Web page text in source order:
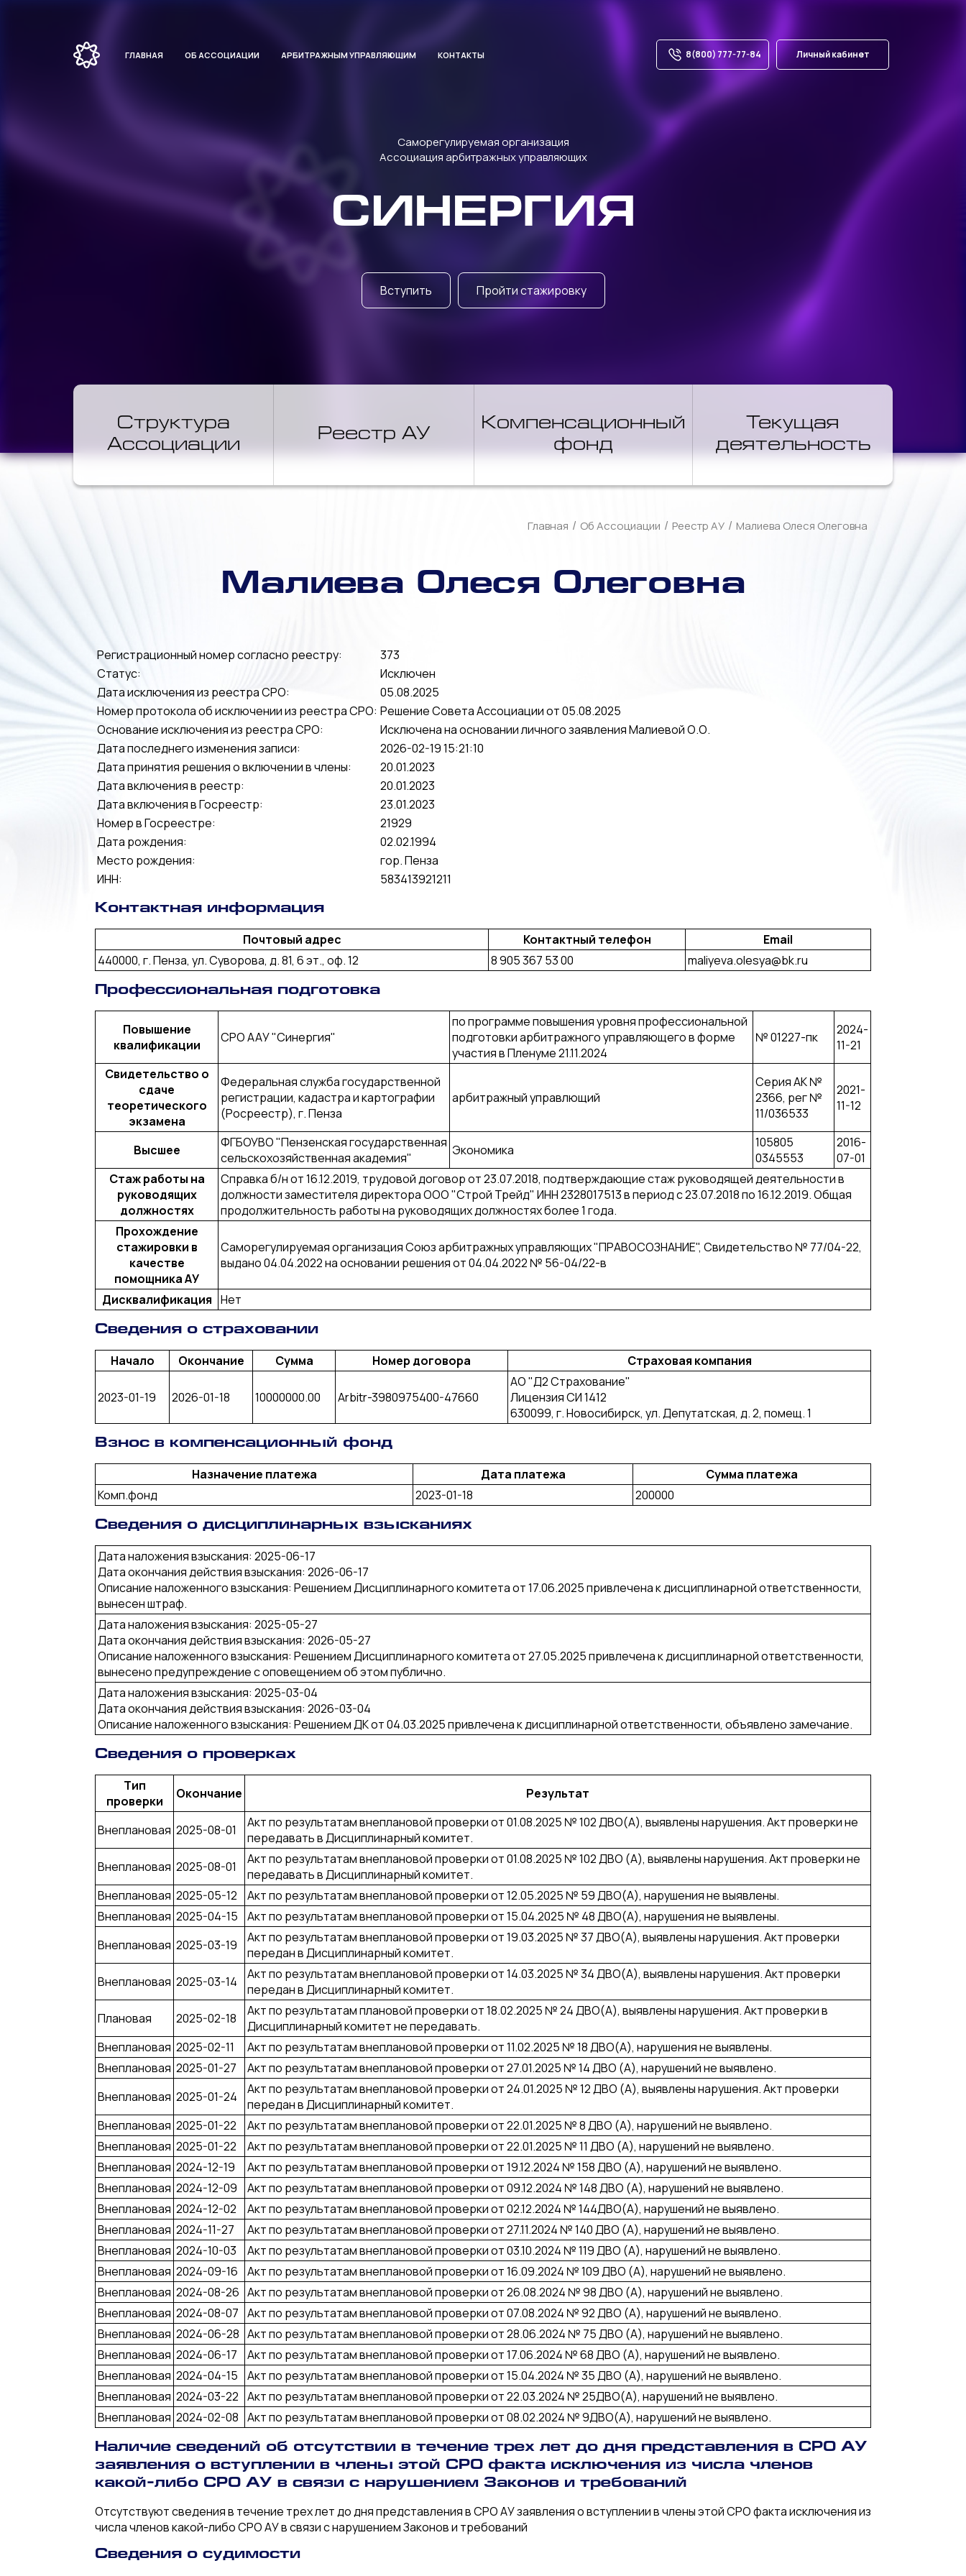
ГЛАВНАЯ ОБ АССОЦИАЦИИ АРБИТРАЖНЫМ УПРАВЛЯЮЩИМ КОНТАКТЫ 8(800) 777-77-84 Личный кабинет
Саморегулируемая организация
Ассоциация арбитражных управляющих
СИНЕРГИЯ
Вступить Пройти стажировку
Структура
Ассоциации
Реестр АУ
Компенсационный
фонд
Текущая
деятельность
Главная / Об Ассоциации / Реестр АУ / Малиева Олеся Олеговна
Малиева Олеся Олеговна
Регистрационный номер согласно реестру:
373
Статус:
Исключен
Дата исключения из реестра СРО:
05.08.2025
Номер протокола об исключении из реестра СРО: Решение Совета Ассоциации от 05.08.2025
Основание исключения из реестра СРО:
Исключена на основании личного заявления Малиевой О.О.
Дата последнего изменения записи:
2026-02-19 15:21:10
Дата принятия решения о включении в члены:
20.01.2023
Дата включения в реестр:
20.01.2023
Дата включения в Госреестр:
23.01.2023
Номер в Госреестре:
21929
Дата рождения:
02.02.1994
Место рождения:
гор. Пенза
ИНН:
583413921211
Контактная информация
Почтовый адрес Контактный телефон
Email
440000, г. Пенза, ул. Суворова, д. 81, 6 эт., оф. 12
8 905 367 53 00 maliyeva.olesya@bk.ru
Профессиональная подготовка
Повышение
квалификации
СРО ААУ "Синергия"
по программе повышения уровня профессиональной
подготовки арбитражного управляющего в форме
участия в Пленуме 21.11.2024
№ 01227-пк
2024-
11-21
Свидетельство о
сдаче
теоретического
экзамена
Федеральная служба государственной
регистрации, кадастра и картографии
(Росреестр), г. Пенза
арбитражный управлющий
Серия АК №
2366, рег №
11/036533
2021-
11-12
Высшее
ФГБОУВО "Пензенская государственная
сельскохозяйственная академия"
Экономика
105805
0345553
2016-
07-01
Стаж работы на
руководящих
должностях
Справка б/н от 16.12.2019, трудовой договор от 23.07.2018, подтверждающие стаж руководящей деятельности в
должности заместителя директора ООО "Строй Трейд" ИНН 2328017513 в период с 23.07.2018 по 16.12.2019. Общая
продолжительность работы на руководящих должностях более 1 года.
Прохождение
стажировки в
качестве
помощника АУ
Саморегулируемая организация Союз арбитражных управляющих "ПРАВОСОЗНАНИЕ", Свидетельство № 77/04-22,
выдано 04.04.2022 на основании решения от 04.04.2022 № 56-04/22-в
Дисквалификация Нет
Сведения о страховании
Начало Окончание Сумма Номер договора Страховая компания
2023-01-19 2026-01-18 10000000.00 Arbitr-3980975400-47660
АО "Д2 Страхование"
Лицензия СИ 1412
630099, г. Новосибирск, ул. Депутатская, д. 2, помещ. 1
Взнос в компенсационный фонд
Назначение платежа Дата платежа
Сумма платежа
Комп.фонд
2023-01-18 200000
Сведения о дисциплинарных взысканиях
Дата наложения взыскания: 2025-06-17
Дата окончания действия взыскания: 2026-06-17
Описание наложенного взыскания: Решением Дисциплинарного комитета от 17.06.2025 привлечена к дисциплинарной ответственности,
вынесен штраф.
Дата наложения взыскания: 2025-05-27
Дата окончания действия взыскания: 2026-05-27
Описание наложенного взыскания: Решением Дисциплинарного комитета от 27.05.2025 привлечена к дисциплинарной ответственности,
вынесено предупреждение с оповещением об этом публично.
Дата наложения взыскания: 2025-03-04
Дата окончания действия взыскания: 2026-03-04
Описание наложенного взыскания: Решением ДК от 04.03.2025 привлечена к дисциплинарной ответственности, объявлено замечание.
Сведения о проверках
Тип
проверки
Окончание Результат
Внеплановая 2025-08-01
Акт по результатам внеплановой проверки от 01.08.2025 № 102 ДВО(А), выявлены нарушения. Акт проверки не
передавать в Дисциплинарный комитет.
Внеплановая 2025-08-01
Акт по результатам внеплановой проверки от 01.08.2025 № 102 ДВО (А), выявлены нарушения. Акт проверки не
передавать в Дисциплинарный комитет.
Внеплановая 2025-05-12
Акт по результатам внеплановой проверки от 12.05.2025 № 59 ДВО(А), нарушения не выявлены.
Внеплановая 2025-04-15
Акт по результатам внеплановой проверки от 15.04.2025 № 48 ДВО(А), нарушения не выявлены.
Внеплановая 2025-03-19
Акт по результатам внеплановой проверки от 19.03.2025 № 37 ДВО(А), выявлены нарушения. Акт проверки
передан в Дисциплинарный комитет.
Внеплановая 2025-03-14
Акт по результатам внеплановой проверки от 14.03.2025 № 34 ДВО(А), выявлены нарушения. Акт проверки
передан в Дисциплинарный комитет.
Плановая
2025-02-18
Акт по результатам плановой проверки от 18.02.2025 № 24 ДВО(А), выявлены нарушения. Акт проверки в
Дисциплинарный комитет не передавать.
Внеплановая 2025-02-11
Акт по результатам внеплановой проверки от 11.02.2025 № 18 ДВО(А), нарушения не выявлены.
Внеплановая 2025-01-27
Акт по результатам внеплановой проверки от 27.01.2025 № 14 ДВО (А), нарушений не выявлено.
Внеплановая 2025-01-24
Акт по результатам внеплановой проверки от 24.01.2025 № 12 ДВО (А), выявлены нарушения. Акт проверки
передан в Дисциплинарный комитет.
Внеплановая 2025-01-22
Акт по результатам внеплановой проверки от 22.01.2025 № 8 ДВО (А), нарушений не выявлено.
Внеплановая 2025-01-22
Акт по результатам внеплановой проверки от 22.01.2025 № 11 ДВО (А), нарушений не выявлено.
Внеплановая 2024-12-19
Акт по результатам внеплановой проверки от 19.12.2024 № 158 ДВО (А), нарушений не выявлено.
Внеплановая 2024-12-09
Акт по результатам внеплановой проверки от 09.12.2024 № 148 ДВО (А), нарушений не выявлено.
Внеплановая 2024-12-02
Акт по результатам внеплановой проверки от 02.12.2024 № 144ДВО(А), нарушений не выявлено.
Внеплановая 2024-11-27
Акт по результатам внеплановой проверки от 27.11.2024 № 140 ДВО (А), нарушений не выявлено.
Внеплановая 2024-10-03
Акт по результатам внеплановой проверки от 03.10.2024 № 119 ДВО (А), нарушений не выявлено.
Внеплановая 2024-09-16
Акт по результатам внеплановой проверки от 16.09.2024 № 109 ДВО (А), нарушений не выявлено.
Внеплановая 2024-08-26 Акт по результатам внеплановой проверки от 26.08.2024 № 98 ДВО (А), нарушений не выявлено.
Внеплановая 2024-08-07 Акт по результатам внеплановой проверки от 07.08.2024 № 92 ДВО (А), нарушений не выявлено.
Внеплановая 2024-06-28 Акт по результатам внеплановой проверки от 28.06.2024 № 75 ДВО (А), нарушений не выявлено.
Внеплановая 2024-06-17
Акт по результатам внеплановой проверки от 17.06.2024 № 68 ДВО (А), нарушений не выявлено.
Внеплановая 2024-04-15
Акт по результатам внеплановой проверки от 15.04.2024 № 35 ДВО (А), нарушений не выявлено.
Внеплановая 2024-03-22 Акт по результатам внеплановой проверки от 22.03.2024 № 25ДВО(А), нарушений не выявлено.
Внеплановая 2024-02-08 Акт по результатам внеплановой проверки от 08.02.2024 № 9ДВО(А), нарушений не выявлено.
Наличие сведений об отсутствии в течение трех лет до дня представления в СРО АУ
заявления о вступлении в члены этой СРО факта исключения из числа членов
какой-либо СРО АУ в связи с нарушением Законов и требований
Отсутствуют сведения в течение трех лет до дня представления в СРО АУ заявления о вступлении в члены этой СРО факта исключения из
числа членов какой-либо СРО АУ в связи с нарушением Законов и требований
Сведения о судимости